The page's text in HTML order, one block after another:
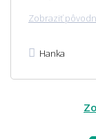
Zobraziť
Hanka